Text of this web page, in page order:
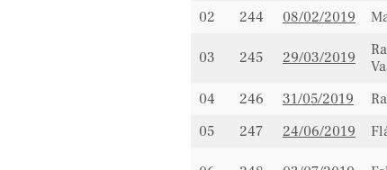
02
244 08/02/2019
03 245 29/03/2019
04 246 31/05/2019
05
247 24/06/2019